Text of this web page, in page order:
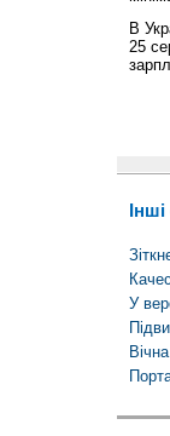
В
25
У